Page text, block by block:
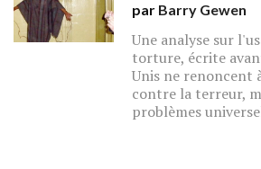
par Barry Gewen
Une analyse sur
torture, écrite
Unis ne renoncent
contre la terreur,
problèmes